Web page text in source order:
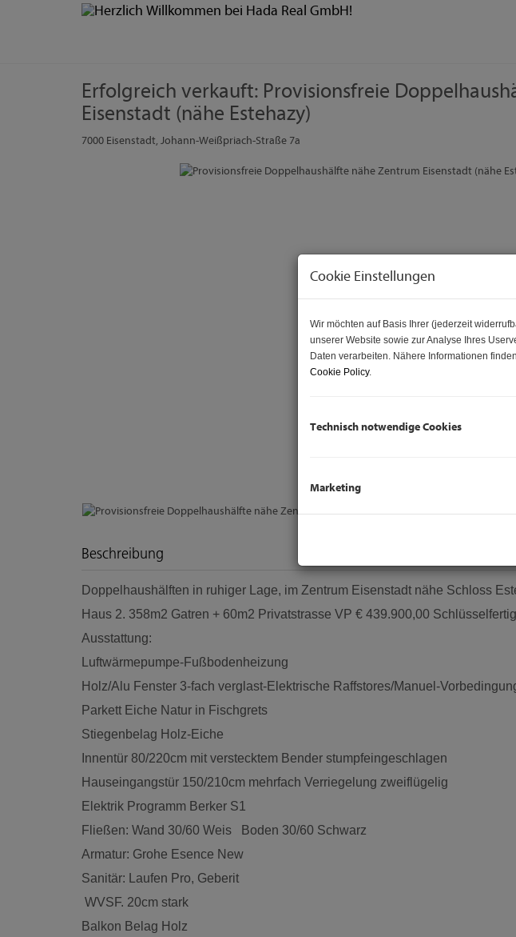
Erfolgreich verkauft: Provisionsfreie
Eisenstadt (nähe Estehazy)
7000 Eisenstadt, Johann-Weißpriach-Straße 7a
Beschreibung
Doppelhaushälften in ruhiger Lage, im Zentrum Eisenstadt nähe Schloss
Haus 2. 358m2 Gatren + 60m2 Privatstrasse VP € 439.900,00
Ausstattung:
Luftwärmepumpe-Fußbodenheizung
Holz/Alu Fenster 3-fach verglast-Elektrische Raffstores/Manuel-
Parkett Eiche Natur in Fischgrets
Stiegenbelag Holz-Eiche
Innentür 80/220cm mit verstecktem Bender stumpfeingeschlagen
Hauseingangstür 150/210cm mehrfach Verriegelung zweiflügelig
Elektrik Programm Berker S1
Fließen: Wand 30/60 Weis Boden 30/60 Schwarz
Armatur: Grohe Esence New
Sanitär: Laufen Pro, Geberit
WVSF. 20cm stark
Balkon Belag Holz
Cookie Einstellungen
Wir möchten auf Basis Ihrer (jederzeit
unserer Website sowie zur Analyse Ihres
Daten verarbeiten. Nähere Informationen
Cookie Policy.
Technisch notwendige Cookies
Marketing